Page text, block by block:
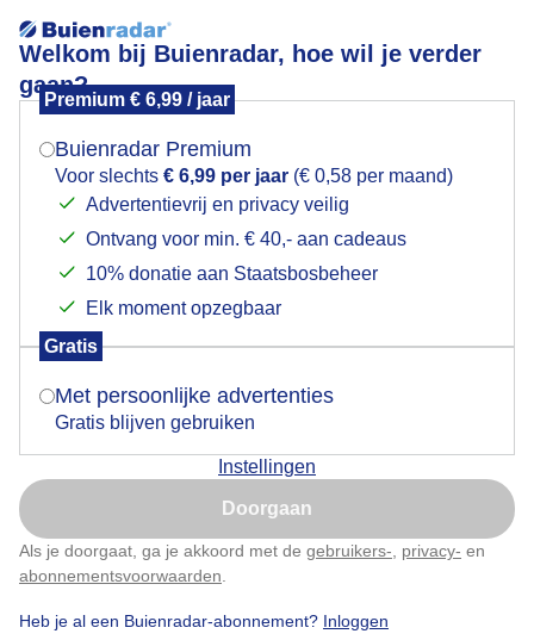
Welkom bij Buienradar, hoe wil je verder
gaan?
Premium € 6,99 / jaar
Buienradar Premium
Voor slechts € 6,99 per jaar (€ 0,58 per maand)
Advertentievrij en privacy veilig
Ontvang voor min. € 40,- aan cadeaus
10% donatie aan Staatsbosbeheer
Elk moment opzegbaar
Gratis
Met persoonlijke advertenties
Gratis blijven gebruiken
Instellingen
Doorgaan
Als je doorgaat, ga je akkoord met de gebruikers- privacy- en
abonnementsvoorwaarden
Heb je al een Buienradar-abonnement? Inloggen
Temperatuur gaat als een raket omhoog
temperaturen als een raket omhoog
Door: Albert Thibaudier
Mogen we je locatie gebruiken voor het
Indien je hier nog geen akkoord op hebt gegeven,
verschijnt er zo een pop-up uit je browser waarin
Is goed, toon de popup
Nu niet, misschien later
Klik hierom dit aan te passen